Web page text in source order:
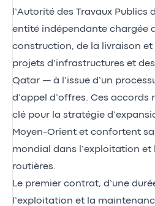
l’Autorité des Travaux
entité indépendante chargée
construction, de la livraison et
projets d’infrastructures et
Qatar — à l’issue d’un
d’appel d’offres. Ces accords
clé pour la stratégie
Moyen-Orient et confortent
mondial dans l’exploitation
routières.
Le premier contrat, d’une
l’exploitation et la